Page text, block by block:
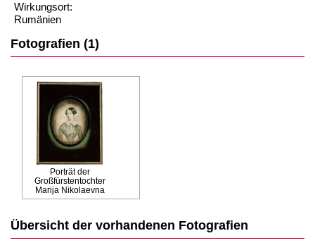
Wirkungsort:
Rumänien
Fotografien (1)
Porträt der
Großfürstentochter
Marija Nikolaevna
Übersicht der vorhandenen Fotografien